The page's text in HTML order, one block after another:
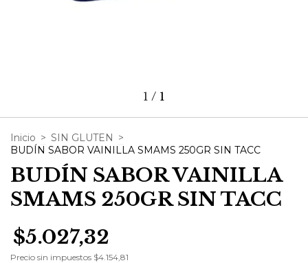
1 / 1
Inicio > SIN GLUTEN >
BUDÍN SABOR VAINILLA SMAMS 250GR SIN TACC
BUDÍN SABOR VAINILLA
SMAMS 250GR SIN TACC
$5.027,32
Precio sin impuestos $4.154,81